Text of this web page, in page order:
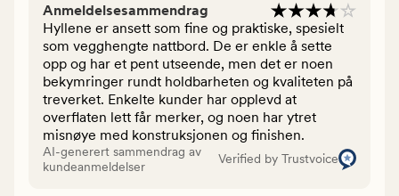
Anmeldelsesammendrag
Hyllene er ansett som fine og praktiske, spesielt
som vegghengte nattbord. De er enkle å sette
opp og har et pent utseende, men det er noen
bekymringer rundt holdbarheten og kvaliteten på
treverket. Enkelte kunder har opplevd at
overflaten lett får merker, og noen har ytret
misnøye med konstruksjonen og finishen.
AI-generert sammendrag av
kundeanmeldelser
Verified by Trustvoice